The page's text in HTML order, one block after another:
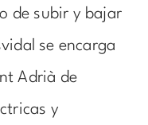
de subir y bajar
se encarga
Adrià de
y